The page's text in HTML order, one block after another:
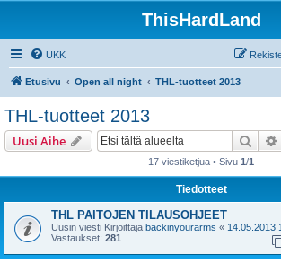
ThisHardLand
UKK
Etusivu Open all night THL-tuotteet 2013
THL-tuotteet 2013
Uusi Aihe Etsi
17 viestiketjua • Sivu 1/1
Tiedotteet
THL PAITOJEN TILAUSOHJEET
Uusin viesti Kirjoittaja backinyourarms « 14.05.2013
Vastaukset: 281